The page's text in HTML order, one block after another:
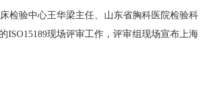
检验中心王华梁主任、山东省胸科医院检验科
现场评审工作，评审组现场宣布上海